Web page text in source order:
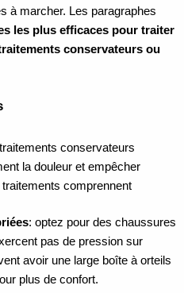
à marcher. Les paragraphes
les plus efficaces pour traiter
conservateurs ou
conservateurs
la douleur et empêcher
traitements comprennent
: optez pour des chaussures
pas de pression sur
avoir une large boîte à orteils
plus de confort.